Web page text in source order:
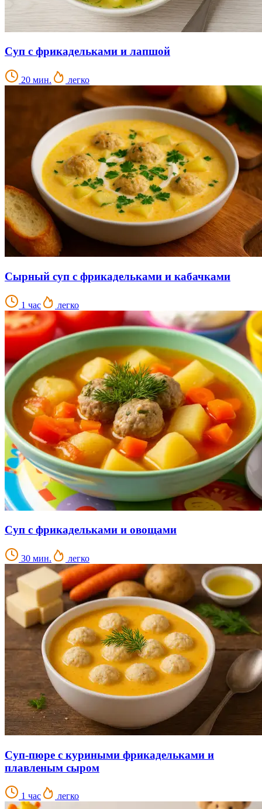
Суп с фрикадельками и лапшой
20 мин. легко
Сырный суп с фрикадельками и кабачками
1 час легко
Суп с фрикадельками и овощами
30 мин. легко
Суп-пюре с куриными фрикадельками и
плавленым сыром
1 час легко